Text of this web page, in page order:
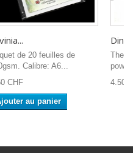
de 20 feuilles de
Calibre: A6...
CHF
au panier
The
4.50